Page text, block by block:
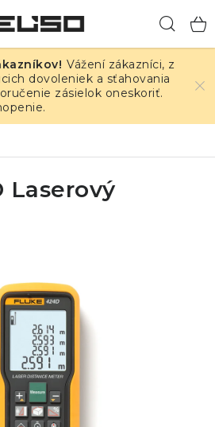
Vážení zákazníci, z
dovoleniek a sťahovania
zásielok oneskoriť.
Laserový